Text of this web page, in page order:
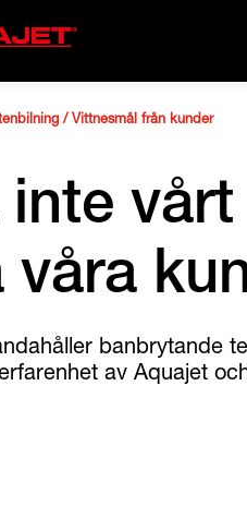
/ Vittnesmål från kunder
inte
våra
banbrytande
av Aquajet